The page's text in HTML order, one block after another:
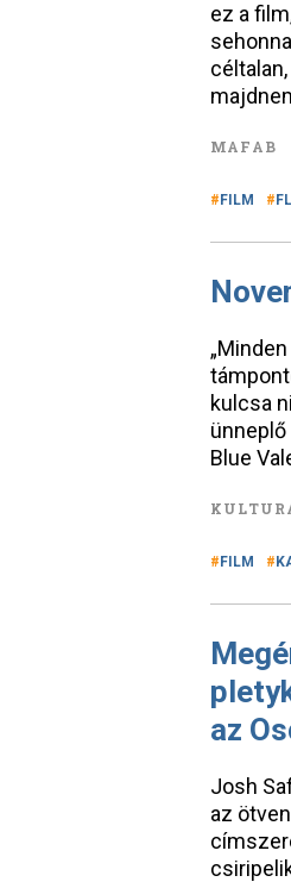
ez a
MAFAB
FILM
kulcsa
ünneplő
Blue
FILM
az
Josh
az